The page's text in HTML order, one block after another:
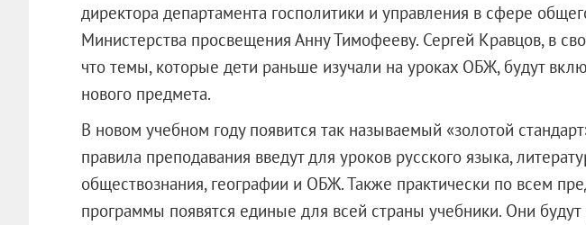
директора департамента госполитики и управления в сфере
Министерства просвещения Анну Тимофееву. Сергей Кравцов, в
что темы, которые дети раньше изучали на уроках ОБЖ, будут
нового предмета.
В новом учебном году появится так называемый «золотой
правила преподавания введут для уроков русского языка,
обществознания, географии и ОБЖ. Также практически по всем
программы появятся единые для всей страны учебники. Они будут